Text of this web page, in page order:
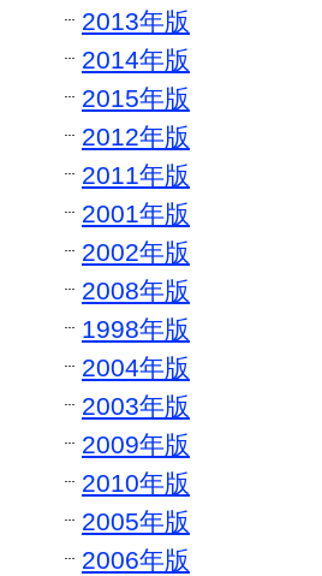
2013年版
2014年版
2015年版
2012年版
2011年版
2001年版
2002年版
2008年版
1998年版
2004年版
2003年版
2009年版
2010年版
2005年版
2006年版